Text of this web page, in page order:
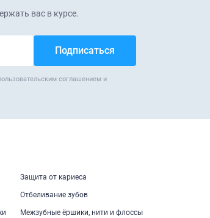
вас в курсе.
соглашением и
Защита от кариеса
Отбеливание зубов
Межзубные ёршики, нити и флоссы